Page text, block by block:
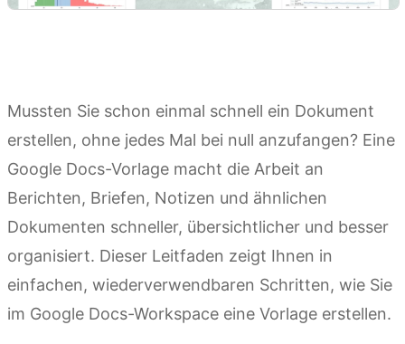
Mussten Sie schon einmal schnell ein Dokument
erstellen, ohne jedes Mal bei null anzufangen? Eine
Google Docs-Vorlage macht die Arbeit an
Berichten, Briefen, Notizen und ähnlichen
Dokumenten schneller, übersichtlicher und besser
organisiert. Dieser Leitfaden zeigt Ihnen in
einfachen, wiederverwendbaren Schritten, wie Sie
im Google Docs-Workspace eine Vorlage erstellen.